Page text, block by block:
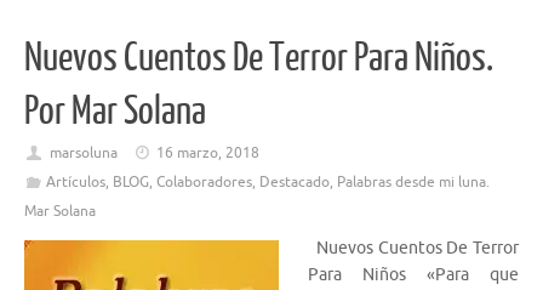
Nuevos Cuentos De Terror Para Niños.
Por Mar Solana
marsoluna
16 marzo, 2018
Artículos, BLOG, Colaboradores, Destacado, Palabras desde mi luna.
Mar Solana
Nuevos Cuentos De Terror
Para Niños «Para que